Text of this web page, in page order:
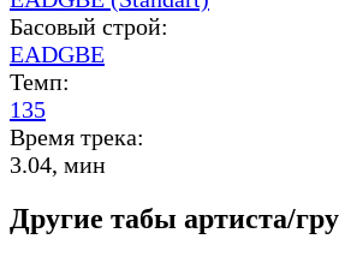
Басовый строй:
EADGBE
Темп:
135
Время трека:
3.04, мин
Другие табы артиста/